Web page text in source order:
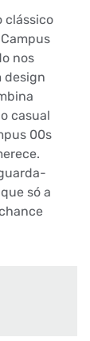
clássico
nos
design
casual
00s
só a